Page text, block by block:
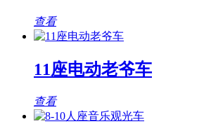
查看
11座电动老爷车
查看